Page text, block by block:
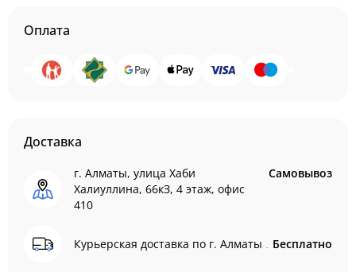
Оплата
Доставка
г. Алматы, улица Хаби
Халиуллина, 66кЗ, 4 этаж, офис
410
Самовывоз
Курьерская доставка по г. Алматы Бесплатно